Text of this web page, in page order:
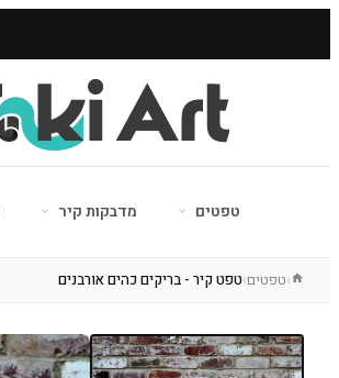
טפטים מדבקות קיר
›טפטים›טפט קיר - בריקים כהים אורבנים